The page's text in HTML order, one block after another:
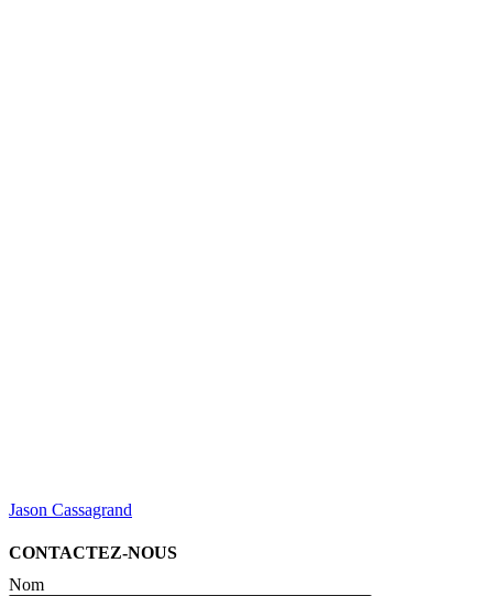
Jason Cassagrand
CONTACTEZ-NOUS
Nom